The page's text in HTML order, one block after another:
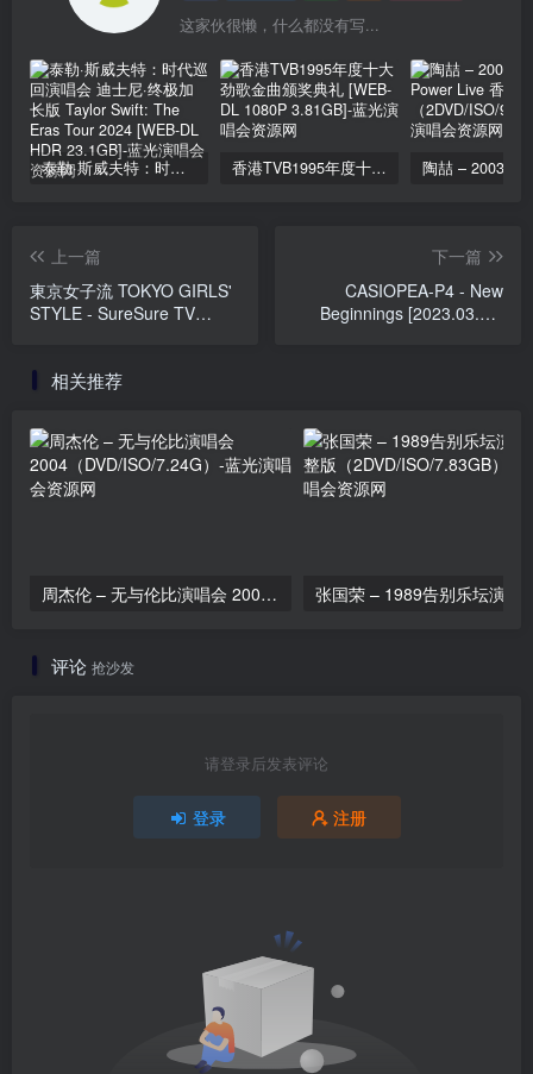
这家伙很懒，什么都没有写...
泰勒·斯威夫特：时代巡回演唱会 迪士尼·终极加长版 Taylor Swift: The Eras Tour 2024 [WEB-DL HDR 23.1GB] 香港TVB1995年度十大劲歌金曲颁奖典礼 [WEB-DL 1080P 3.81GB]
上一篇
東京女子流 TOKYO GIRLS'
STYLE - SureSure TV
20.3GB]
下一篇
CASIOPEA-P4 - New
Beginnings [2023.03.29]
相关推荐
周杰伦 – 无与伦比演唱会 2004（DVD/ISO/7.24G）
评论 抢沙发
请登录后发表评论
登录 注册